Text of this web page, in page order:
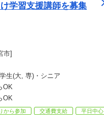
学習支援講師を募集
市]
生(大, 専)・シニア
OK
OK
から参加 交通費支給
平日中心